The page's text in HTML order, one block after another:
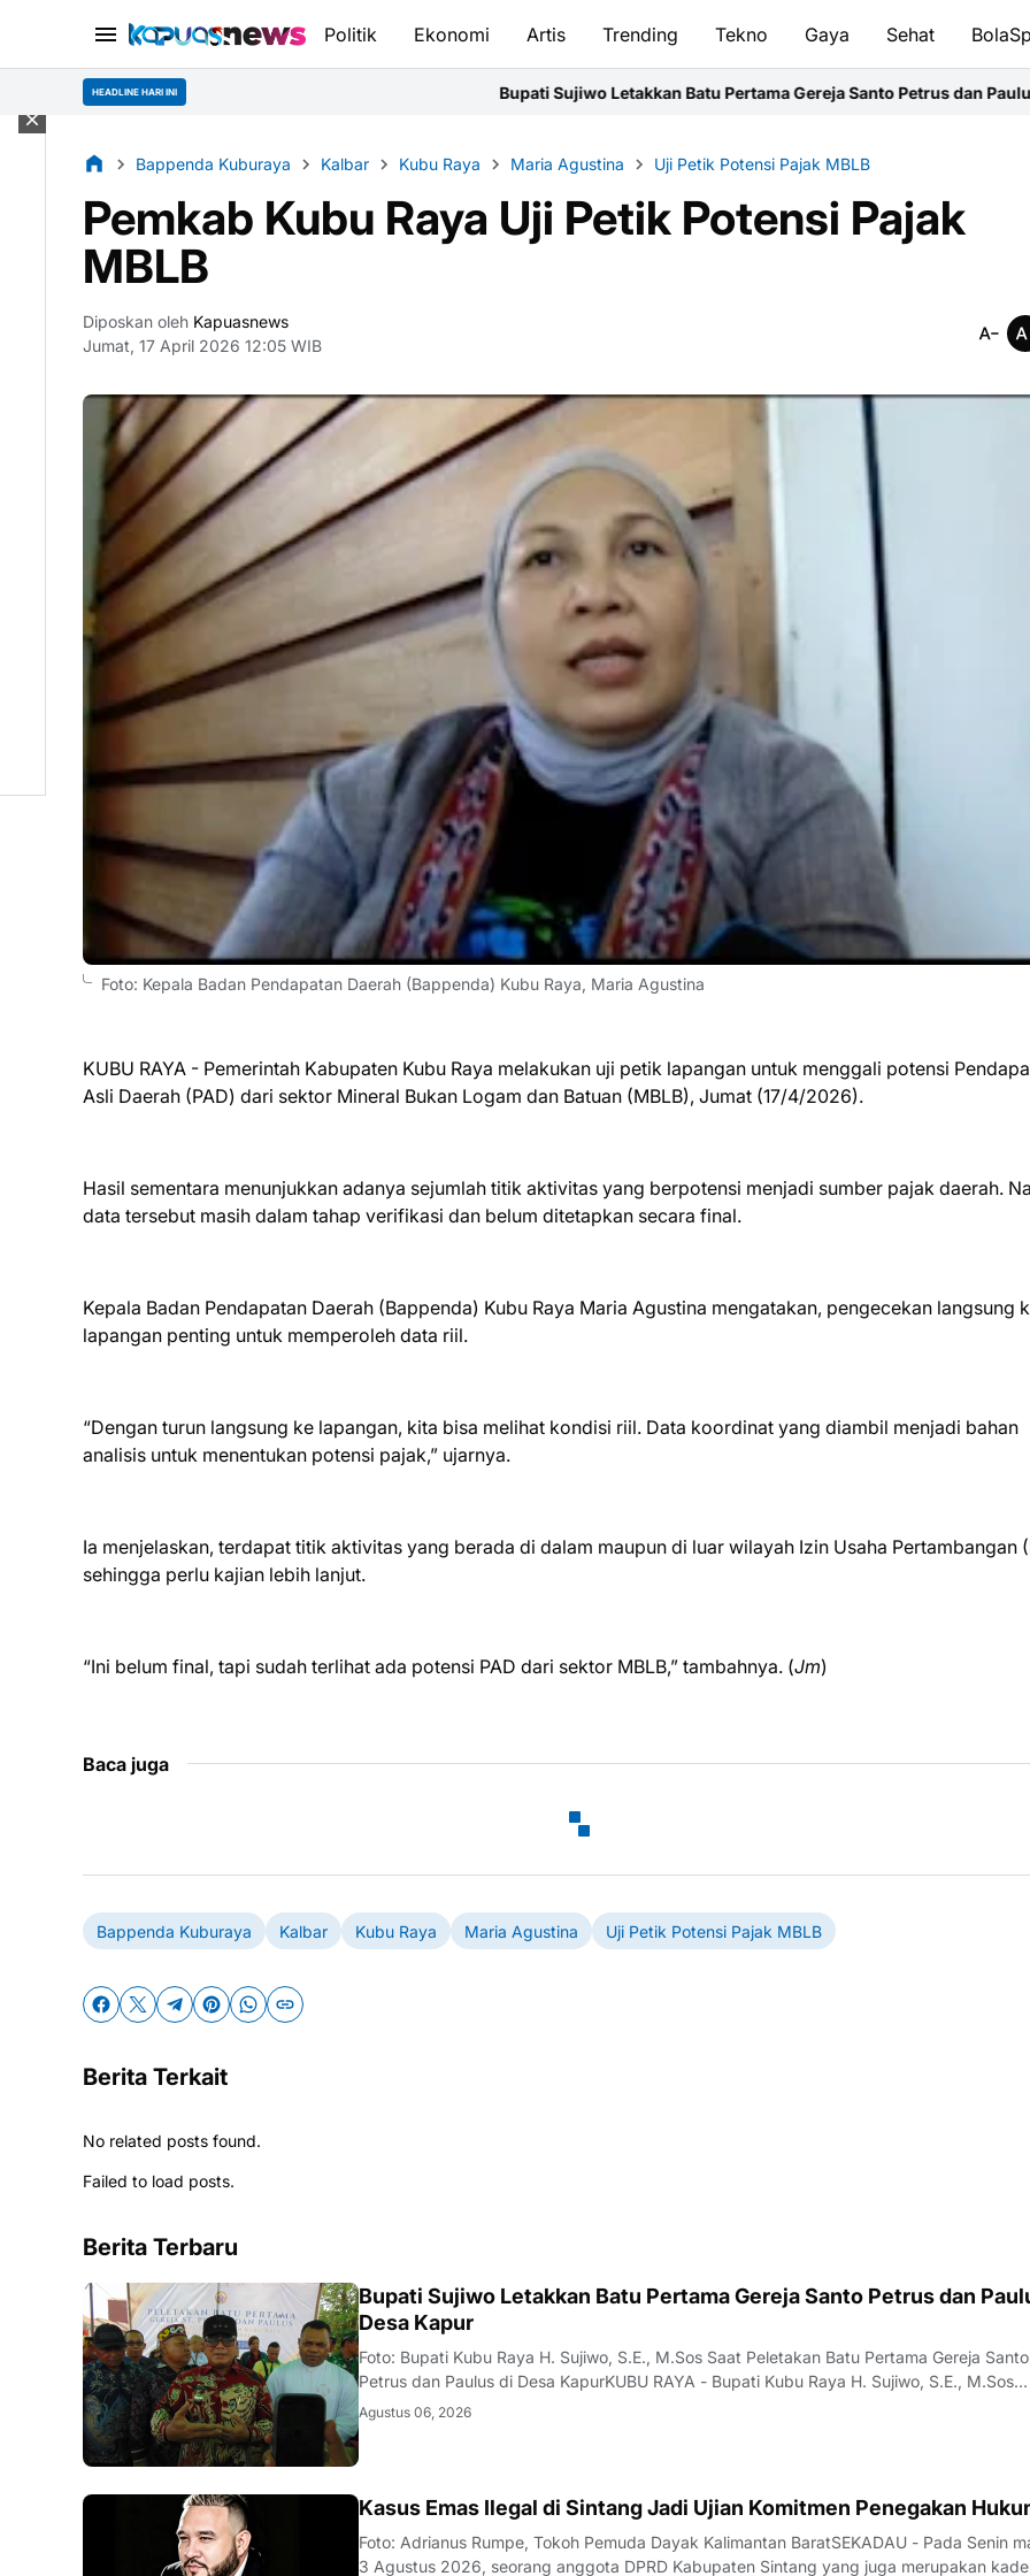
Politik Ekonomi Artis Trending Tekno Gaya Sehat
HEADLINE HARI INI Bupati Sujiwo Letakkan Batu Pertama Gereja Santo Petrus dan Paulus di Desa Kapur
Bappenda Kuburaya Kalbar Kubu Raya Maria Agustina Uji Petik Potensi Pajak MBLB
Pemkab Kubu Raya Uji Petik Potensi Pajak
MBLB
Diposkan oleh Kapuasnews
Jumat, 17 April 2026 12:05 WIB
Foto: Kepala Badan Pendapatan Daerah (Bappenda) Kubu Raya, Maria Agustina
KUBU RAYA - Pemerintah Kabupaten Kubu Raya melakukan uji petik lapangan untuk menggali potensi
Asli Daerah (PAD) dari sektor Mineral Bukan Logam dan Batuan (MBLB), Jumat (17/4/2026).
Hasil sementara menunjukkan adanya sejumlah titik aktivitas yang berpotensi menjadi sumber pajak daerah.
data tersebut masih dalam tahap verifikasi dan belum ditetapkan secara final.
Kepala Badan Pendapatan Daerah (Bappenda) Kubu Raya Maria Agustina mengatakan, pengecekan langsung
lapangan penting untuk memperoleh data riil.
“Dengan turun langsung ke lapangan, kita bisa melihat kondisi riil. Data koordinat yang diambil menjadi bahan
analisis untuk menentukan potensi pajak,” ujarnya.
Ia menjelaskan, terdapat titik aktivitas yang berada di dalam maupun di luar wilayah Izin Usaha Pertambangan
sehingga perlu kajian lebih lanjut.
“Ini belum final, tapi sudah terlihat ada potensi PAD dari sektor MBLB,” tambahnya. (Jm)
Baca juga
Bappenda Kuburaya Kalbar Kubu Raya Maria Agustina Uji Petik Potensi Pajak MBLB
Berita Terkait
No related posts found.
Failed to load posts.
Berita Terbaru
DAERAH
Bupati Sujiwo Letakkan Batu Pertama Gereja Santo Petrus dan
Desa Kapur
Foto: Bupati Kubu Raya H. Sujiwo, S.E., M.Sos Saat Peletakan Batu Pertama Gereja Santo
Petrus dan Paulus di Desa KapurKUBU RAYA - Bupati Kubu Raya H. Sujiwo, S.E., M.Sos
melakukan peletakan batu pertama pembangunan Gereja Katolik Santo Petrus dan
Agustus 06, 2026
Kasus Emas Ilegal di Sintang Jadi Ujian Komitmen Penegakan
Foto: Adrianus Rumpe, Tokoh Pemuda Dayak Kalimantan BaratSEKADAU - Pada Senin
3 Agustus 2026, seorang anggota DPRD Kabupaten Sintang yang juga merupakan